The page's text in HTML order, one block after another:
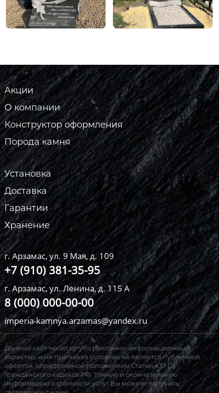
Акции
О компании
Конструктор оформления
Порода камня
Установка
Доставка
Гарантии
Хранение
г. Арзамас, ул. 9 Мая, д. 109
+7 (910) 381-35-95
г. Арзамас, ул. Ленина, д. 115 А
8 (000) 000-00-00
imperia-kamnya.arzamas@yandex.ru
Данный сайт носит сугубо рекламно-информационный
характер, и ни при каких условиях не является публичной
офёртой, определяемой положением Статьи 437 (2)
Гражданского кодекса РФ. Точную и окончательную
информацию о стоимости услуг Вы можете получить,